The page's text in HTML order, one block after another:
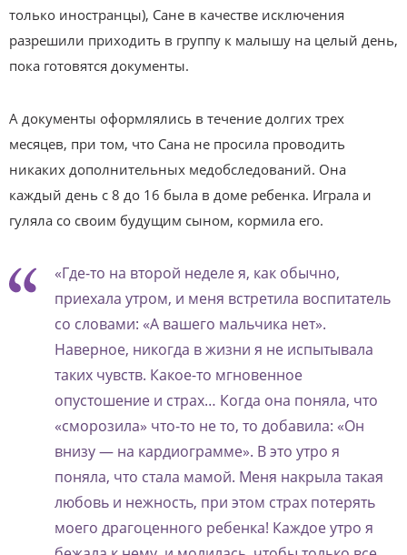
только иностранцы), Сане в качестве исключения
разрешили приходить в группу к малышу на целый день,
пока готовятся документы.
А документы оформлялись в течение долгих трех
месяцев, при том, что Сана не просила проводить
никаких дополнительных медобследований. Она
каждый день с 8 до 16 была в доме ребенка. Играла и
гуляла со своим будущим сыном, кормила его.
«Где-то на второй неделе я, как обычно,
приехала утром, и меня встретила воспитатель
со словами: «А вашего мальчика нет».
Наверное, никогда в жизни я не испытывала
таких чувств. Какое-то мгновенное
опустошение и страх… Когда она поняла, что
«сморозила» что-то не то, то добавила: «Он
внизу — на кардиограмме». В это утро я
поняла, что стала мамой. Меня накрыла такая
любовь и нежность, при этом страх потерять
моего драгоценного ребенка! Каждое утро я